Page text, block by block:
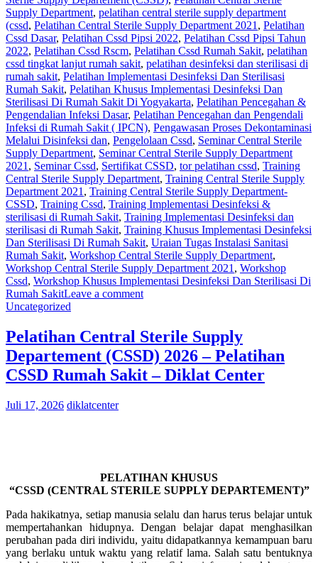
Supply Department, pelatihan central sterile supply department
(cssd, Pelatihan Central Sterile Supply Department 2021 , Pelatihan
Cssd Dasar, Pelatihan Cssd Pipsi 2022, Pelatihan Cssd Pipsi Tahun
2022, Pelatihan Cssd Rscm, Pelatihan Cssd Rumah Sakit, pelatihan
cssd tingkat lanjut rumah sakit, pelatihan desinfeksi dan sterilisasi di
rumah sakit, Pelatihan Implementasi Desinfeksi Dan Sterilisasi
Rumah Sakit, Pelatihan Khusus Implementasi Desinfeksi Dan
Sterilisasi Di Rumah Sakit Di Yogyakarta, Pelatihan Pencegahan &
Pengendalian Infeksi Dasar, Pelatihan Pencegahan dan Pengendali
Infeksi di Rumah Sakit ( IPCN), Pengawasan Proses Dekontaminasi
Melalui Disinfeksi dan, Pengelolaan Cssd, Seminar Central Sterile
Supply Department, Seminar Central Sterile Supply Department
2021 , Seminar Cssd, Sertifikat CSSD, tor pelatihan cssd, Training
Central Sterile Supply Department, Training Central Sterile Supply
Department 2021 , Training Central Sterile Supply Department-
CSSD, Training Cssd, Training Implementasi Desinfeksi &
sterilisasi di Rumah Sakit, Training Implementasi Desinfeksi dan
sterilisasi di Rumah Sakit, Training Khusus Implementasi Desinfeksi
Dan Sterilisasi Di Rumah Sakit, Uraian Tugas Instalasi Sanitasi
Rumah Sakit, Workshop Central Sterile Supply Department,
Workshop Central Sterile Supply Department 2021 , Workshop
Cssd, Workshop Khusus Implementasi Desinfeksi Dan Sterilisasi Di
Rumah SakitLeave a comment
Uncategorized
Pelatihan Central Sterile Supply
Departement (CSSD) 2026 – Pelatihan
CSSD Rumah Sakit – Diklat Center
Juli 17, 2026 diklatcenter
PELATIHAN KHUSUS
“CSSD (CENTRAL STERILE SUPPLY DEPARTEMENT)”
Pada hakikatnya, setiap manusia selalu dan harus terus belajar untuk
mempertahankan hidupnya. Dengan belajar dapat menghasilkan
perubahan pada diri individu, yaitu didapatkannya kemampuan baru
yang berlaku untuk waktu yang relatif lama. Salah satu bentuknya